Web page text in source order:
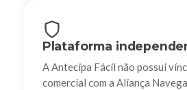
Plataforma
A Antecipa Fácil não possui
comercial com a Aliança